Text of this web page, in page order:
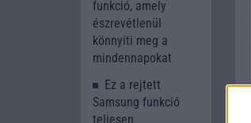
funkció, amely
észrevétlenül
könnyíti meg a
mindennapokat
Ez a rejtett
Samsung funkció
teljesen